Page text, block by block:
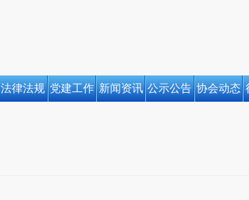
法律法规 党建工作 新闻资讯 公示公告 协会动态